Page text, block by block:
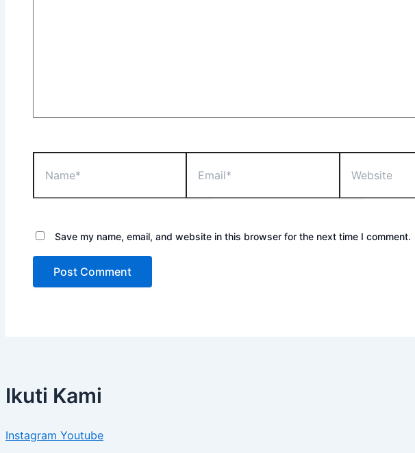
Save my name, email, and website in this browser for the next time I comment.
Ikuti Kami
Instagram Youtube